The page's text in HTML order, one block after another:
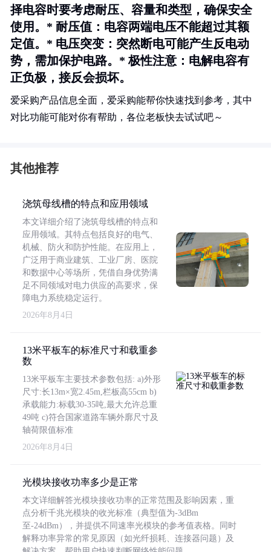
择电容时要考虑耐压、容量和类型，确保安全
使用。* 耐压值 ：电容两端电压不能超过其额
定值。* 电压突变 ：突然断电可能产生反电动
势，需加保护电路。*极性注意 ：电解电容有
正负极，接反会损坏。
爱采购产品信息全面，爱采购能帮你快速找到参考，其中
对比功能可能对你有帮助，各位老板快去试试吧～
其他推荐
浇筑母线槽的特点和应用领域
本文详细介绍了浇筑母线槽的特点和
应用领域。其特点包括良好的电气、
机械、防火和防护性能。在应用上，
广泛用于商业建筑、工业厂房、医院
和数据中心等场所，凭借自身优势满
足不同领域对电力供应的高要求，保
障电力系统稳定运行。
2026年8月4日
13米平板车的标准尺寸和载重参
数
13米平板车主要技术参数包括: a)外形
尺寸:长13m×宽2.45m,栏板高55cm b)
承载能力:标载30-35吨,最大允许总重
49吨 c)符合国家道路车辆外廓尺寸及
轴荷限值标准
2026年8月4日
光模块接收功率多少是正常
本文详细解答光模块接收功率的正常范围及影响因素，重
点分析千兆光模块的收光标准（典型值为-3dBm
至-24dBm），并提供不同速率光模块的参考值表格。同时
解释功率异常的常见原因（如光纤损耗、连接器问题）及